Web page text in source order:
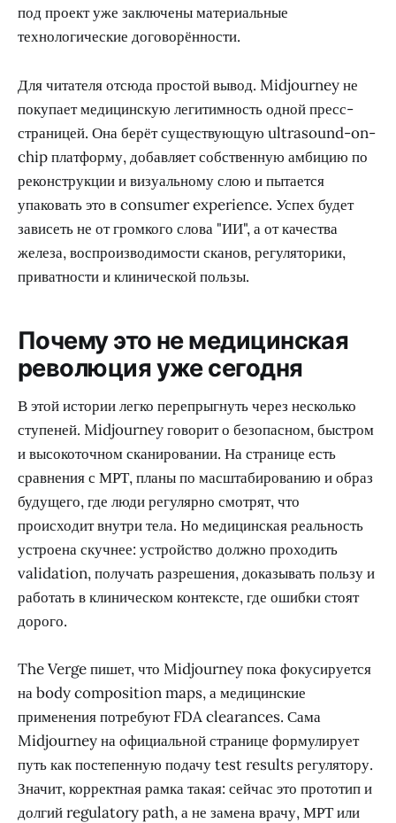
под проект уже заключены материальные
технологические договорённости.
Для читателя отсюда простой вывод. Midjourney не
покупает медицинскую легитимность одной пресс-
страницей. Она берёт существующую ultrasound-on-
chip платформу, добавляет собственную амбицию по
реконструкции и визуальному слою и пытается
упаковать это в consumer experience. Успех будет
зависеть не от громкого слова "ИИ", а от качества
железа, воспроизводимости сканов, регуляторики,
приватности и клинической пользы.
Почему это не медицинская
революция уже сегодня
В этой истории легко перепрыгнуть через несколько
ступеней. Midjourney говорит о безопасном, быстром
и высокоточном сканировании. На странице есть
сравнения с МРТ, планы по масштабированию и образ
будущего, где люди регулярно смотрят, что
происходит внутри тела. Но медицинская реальность
устроена скучнее: устройство должно проходить
validation, получать разрешения, доказывать пользу и
работать в клиническом контексте, где ошибки стоят
дорого.
The Verge пишет, что Midjourney пока фокусируется
на body composition maps, а медицинские
применения потребуют FDA clearances. Сама
Midjourney на официальной странице формулирует
путь как постепенную подачу test results регулятору.
Значит, корректная рамка такая: сейчас это прототип и
долгий regulatory path, а не замена врачу, МРТ или